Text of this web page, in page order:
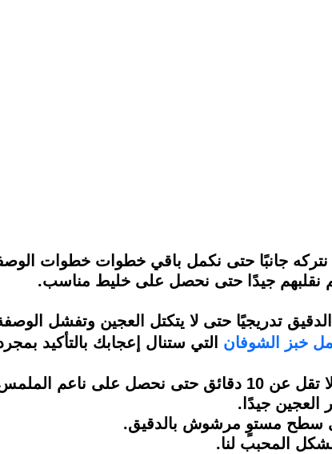
جانبًا حتى نكمل باقي خطوات خطوات
ثم نقلبهم جيدًا حتى نحصل على خليط مناسب.
تدريجيًا حتى لا يتكتل العجين وتفشل
خبز الشوفان
التي ستنال إعجابك بالتأكيد
ومتماسك نسبيًا.
جيدًا.
سطح مستوٍ مرشوش بالدقيق.
المحبب لنا.